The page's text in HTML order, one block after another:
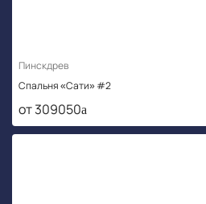
Пинскдрев
Спальня «Сати» #2
от 309050